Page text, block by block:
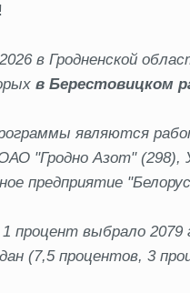
в Гродненской
в Берестовицком
являются
"Гродно Азот" (298),
предприятие
процент выбрало
(7,5 процентов, 3